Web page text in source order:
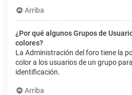
Arriba
¿Por qué algunos Grupos de
colores?
La Administración del foro tiene la
color a los usuarios de un grupo
identificación.
Arriba